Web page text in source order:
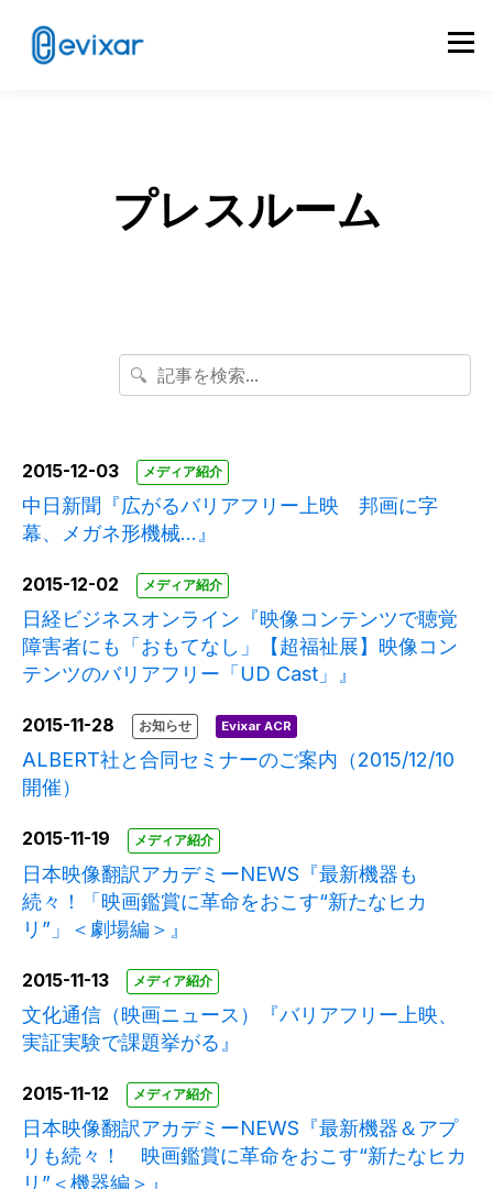
プレスルーム
🔍
2015-12-03 メディア紹介
中日新聞『広がるバリアフリー上映 邦画に字
幕、メガネ形機械…』
2015-12-02 メディア紹介
日経ビジネスオンライン『映像コンテンツで聴覚
障害者にも「おもてなし」【超福祉展】映像コン
テンツのバリアフリー「UD Cast」』
2015-11-28 お知らせ Evixar ACR
ALBERT社と合同セミナーのご案内（2015/12/10
開催）
2015-11-19 メディア紹介
日本映像翻訳アカデミーNEWS『最新機器も
続々！「映画鑑賞に革命をおこす“新たなヒカ
リ”」＜劇場編＞』
2015-11-13 メディア紹介
文化通信（映画ニュース）『バリアフリー上映、
実証実験で課題挙がる』
2015-11-12 メディア紹介
日本映像翻訳アカデミーNEWS『最新機器＆アプ
リも続々！ 映画鑑賞に革命をおこす“新たなヒカ
リ”＜機器編＞』